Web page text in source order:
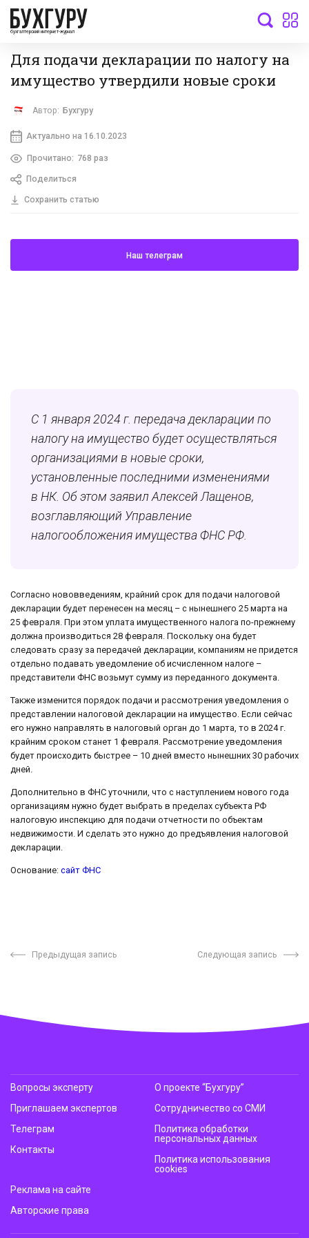
бухгалтерский интернет-журнал
Для подачи декларации по налогу на
имущество утвердили новые сроки
Автор: Бухгуру
Актуально на 16.10.2023
Прочитано: 768 раз
Поделиться
Сохранить статью
Наш телеграм
С 1 января 2024 г. передача декларации по
налогу на имущество будет осуществляться
организациями в новые сроки,
установленные последними изменениями
в НК. Об этом заявил Алексей Лащенов,
возглавляющий Управление
налогообложения имущества ФНС РФ.
Согласно нововведениям, крайний срок для подачи налоговой
декларации будет перенесен на месяц – с нынешнего 25 марта на
25 февраля. При этом уплата имущественного налога по-прежнему
должна производиться 28 февраля. Поскольку она будет
следовать сразу за передачей декларации, компаниям не придется
отдельно подавать уведомление об исчисленном налоге –
представители ФНС возьмут сумму из переданного документа.
Также изменится порядок подачи и рассмотрения уведомления о
представлении налоговой декларации на имущество. Если сейчас
его нужно направлять в налоговый орган до 1 марта, то в 2024 г.
крайним сроком станет 1 февраля. Рассмотрение уведомления
будет происходить быстрее – 10 дней вместо нынешних 30 рабочих
дней.
Дополнительно в ФНС уточнили, что с наступлением нового года
организациям нужно будет выбрать в пределах субъекта РФ
налоговую инспекцию для подачи отчетности по объектам
недвижимости. И сделать это нужно до предъявления налоговой
декларации.
Основание: сайт ФНС
Предыдущая запись Следующая запись
Вопросы эксперту
Приглашаем экспертов
Телеграм
Контакты
О проекте “Бухгуру”
Сотрудничество со СМИ
Политика обработки
персональных данных
Политика использования
cookies
Реклама на сайте
Авторские права